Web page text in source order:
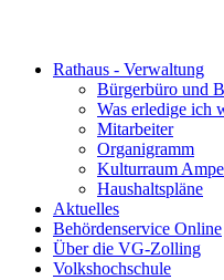
Rathaus - Verwaltung
Bürgerbüro und
Was erledige ich
Mitarbeiter
Organigramm
Kulturraum
Haushaltspläne
Aktuelles
Behördenservice Online
Über die VG-Zolling
Volkshochschule